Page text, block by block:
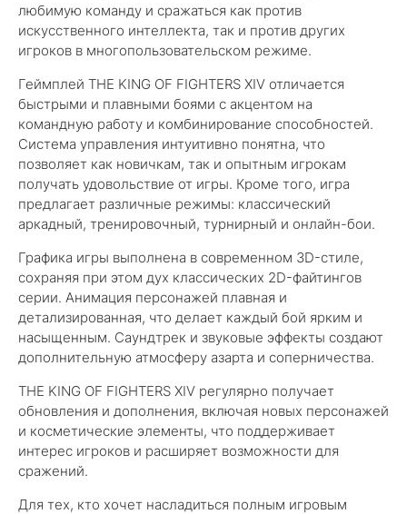
любимую команду и сражаться как против
искусственного интеллекта, так и против других
игроков в многопользовательском режиме.
Геймплей THE KING OF FIGHTERS XIV отличается
быстрыми и плавными боями с акцентом на
командную работу и комбинирование способностей.
Система управления интуитивно понятна, что
позволяет как новичкам, так и опытным игрокам
получать удовольствие от игры. Кроме того, игра
предлагает различные режимы: классический
аркадный, тренировочный, турнирный и онлайн-бои.
Графика игры выполнена в современном 3D-стиле,
сохраняя при этом дух классических 2D-файтингов
серии. Анимация персонажей плавная и
детализированная, что делает каждый бой ярким и
насыщенным. Саундтрек и звуковые эффекты создают
дополнительную атмосферу азарта и соперничества.
THE KING OF FIGHTERS XIV регулярно получает
обновления и дополнения, включая новых персонажей
и косметические элементы, что поддерживает
интерес игроков и расширяет возможности для
сражений.
Для тех, кто хочет насладиться полным игровым